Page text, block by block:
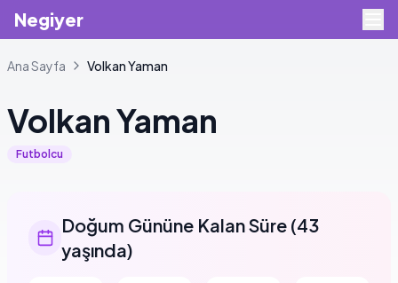
Negiyer
Ana Sayfa VolkanYaman
VolkanYaman
Futbolcu
Doğum Gününe Kalan Süre (43
yaşında)